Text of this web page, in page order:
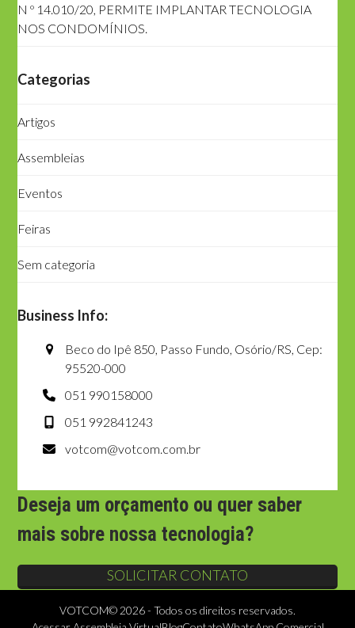
N º 14.010/20, PERMITE IMPLANTAR TECNOLOGIA
NOS CONDOMÍNIOS.
Categorias
Artigos
Assembleias
Eventos
Feiras
Sem categoria
Business Info:
Beco do Ipê 850, Passo Fundo, Osório/RS, Cep:
95520-000
051 990158000
051 992841243
votcom@votcom.com.br
Deseja um orçamento ou quer saber
mais sobre nossa tecnologia?
SOLICITAR CONTATO
VOTCOM© 2026 - Todos os direitos reservados.